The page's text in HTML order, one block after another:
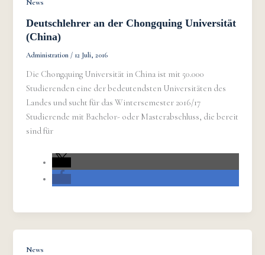
News
Deutschlehrer an der Chongquing Universität
(China)
Administration / 12 Juli, 2016
Die Chongquing Universität in China ist mit 50.000
Studierenden eine der bedeutendsten Universitäten des
Landes und sucht für das Wintersemester 2016/17
Studierende mit Bachelor- oder Masterabschluss, die bereit
sind für
News